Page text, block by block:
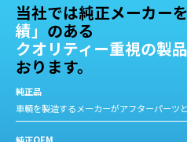
当社では純正メーカー
績」 のある
クオリティー重視の製品
おります。
純正品
車輌を製造するメーカーがアフターパーツ